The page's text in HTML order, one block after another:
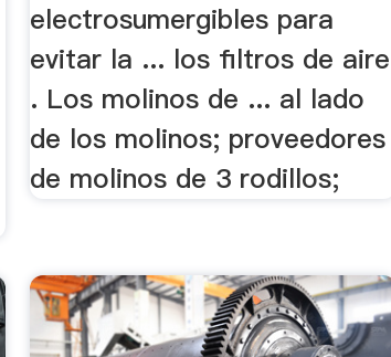
electrosumergibles para
evitar la ... los filtros de aire
. Los molinos de ... al lado
de los molinos; proveedores
de molinos de 3 rodillos;